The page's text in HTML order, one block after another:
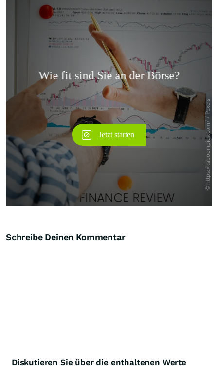
Überspringen
Schreibe Deinen Kommentar
Diskutieren Sie über die enthaltenen Werte